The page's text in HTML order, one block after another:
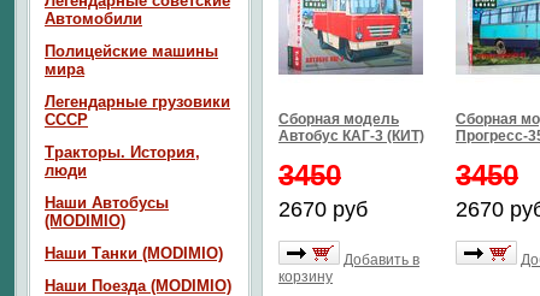
Сборная модель
Автобус КАГ-3 (КИТ)
3450
2670 руб
Добавить в
корзину
Сборная
Прогресс-
3450
2670
Автомобили
Полицейские машины
мира
Легендарные грузовики
СССР
Тракторы. История,
люди
Наши Автобусы
(MODIMIO)
Наши Танки (MODIMIO)
Наши Поезда (MODIMIO)